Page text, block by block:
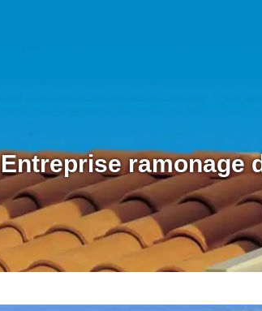
Entreprise ramonage